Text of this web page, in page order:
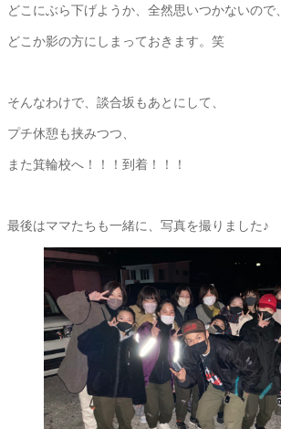
どこにぶら下げようか、全然思いつかないので、
どこか影の方にしまっておきます。笑
そんなわけで、談合坂もあとにして、
プチ休憩も挟みつつ、
また箕輪校へ！！！到着！！！
最後はママたちも一緒に、写真を撮りました♪